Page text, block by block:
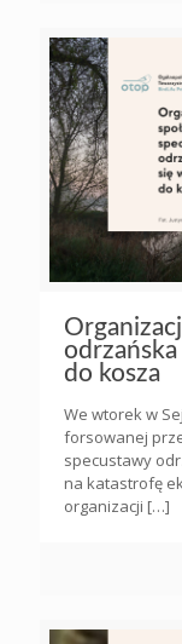
do kosza
We wtorek w
forsowanej
specustawy
na katastrofę
organizacji […]